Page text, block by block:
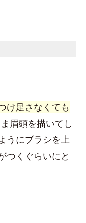
け足さなくても
眉頭を描いてし
うにブラシを上
つくぐらいにと